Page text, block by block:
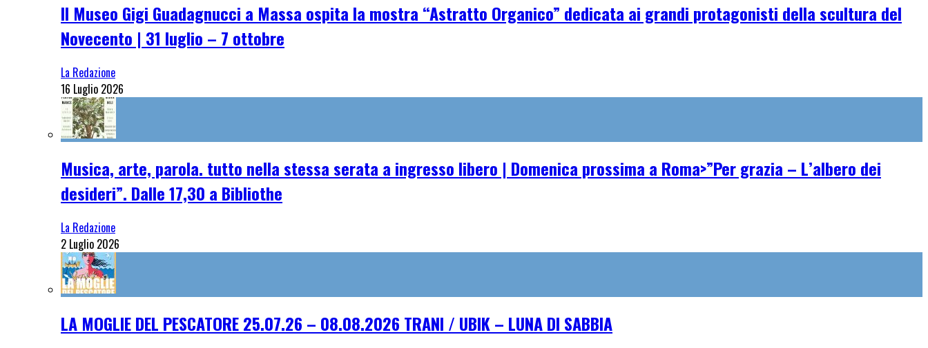
Il Museo Gigi Guadagnucci a Massa ospita la mostra “Astratto Organico” dedicata ai grandi protagonisti della scultura del
Novecento | 31 luglio – 7 ottobre
La Redazione
16 Luglio 2026
Musica, arte, parola. tutto nella stessa serata a ingresso libero | Domenica prossima a Roma>”Per grazia – L’albero dei
desideri”. Dalle 17,30 a Bibliothe
La Redazione
2 Luglio 2026
LA MOGLIE DEL PESCATORE 25.07.26 – 08.08.2026 TRANI / UBIK – LUNA DI SABBIA